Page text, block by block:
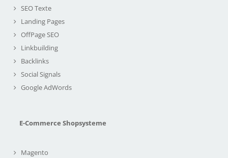
SEO Texte
Landing Pages
OffPage SEO
Linkbuilding
Backlinks
Social Signals
Google AdWords
E-Commerce Shopsysteme
Magento